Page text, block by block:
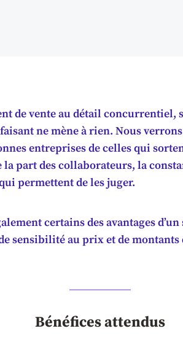
de vente au détail concurrentiel,
ne mène à rien. Nous
entreprises de celles qui
la part des collaborateurs, la
permettent de les juger.
certains des avantages
sensibilité au prix et de montants
Bénéfices attendus